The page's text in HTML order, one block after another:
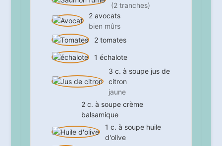
(2 tranches)
2 avocats
bien mûrs
2 tomates
1 échalote
3 c. à soupe jus de
citron
jaune
2 c. à soupe crème
balsamique
1 c. à soupe huile
d'olive